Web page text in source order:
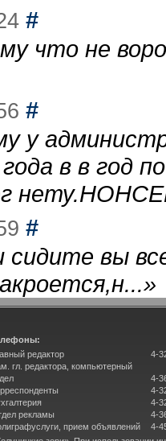
#
что не
#
у
в в год
#
сидите вы
»
редактор
гл. редактора, компьютерный
рекламы
прием объявлений
4-
4-
4-
4-
4-
4-